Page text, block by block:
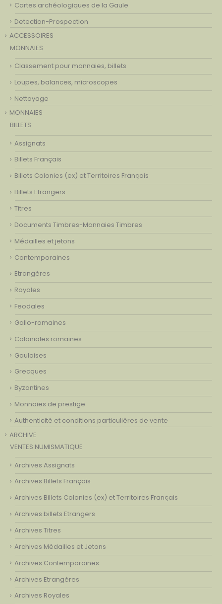
Cartes archéologiques de la Gaule
Detection-Prospection
ACCESSOIRES
MONNAIES
Classement pour monnaies, billets
Loupes, balances, microscopes
Nettoyage
MONNAIES
BILLETS
Assignats
Billets Français
Billets Colonies (ex) et Territoires Français
Billets Etrangers
Titres
Documents Timbres-Monnaies Timbres
Médailles et jetons
Contemporaines
Etrangères
Royales
Feodales
Gallo-romaines
Coloniales romaines
Gauloises
Grecques
Byzantines
Monnaies de prestige
Authenticité et conditions particulières de vente
ARCHIVE
VENTES NUMISMATIQUE
Archives Assignats
Archives Billets Français
Archives Billets Colonies (ex) et Territoires Français
Archives billets Etrangers
Archives Titres
Archives Médailles et Jetons
Archives Contemporaines
Archives Etrangères
Archives Royales